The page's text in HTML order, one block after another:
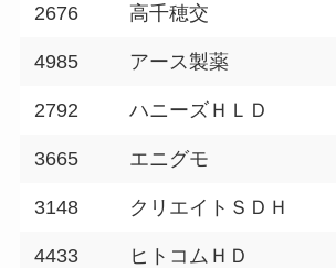
2676 高千穂交
4985 アース製薬
2792 ハニーズＨＬＤ
3665 エニグモ
3148 クリエイトＳＤＨ
4433 ヒトコムＨＤ